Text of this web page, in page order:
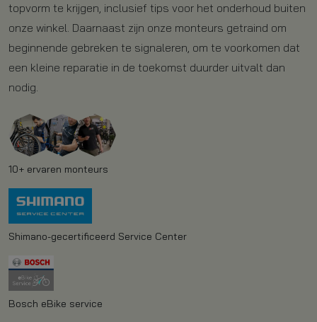
topvorm te krijgen, inclusief tips voor het onderhoud buiten
onze winkel. Daarnaast zijn onze monteurs getraind om
beginnende gebreken te signaleren, om te voorkomen dat
een kleine reparatie in de toekomst duurder uitvalt dan
nodig.
10+ ervaren monteurs
Shimano-gecertificeerd Service Center
Bosch eBike service